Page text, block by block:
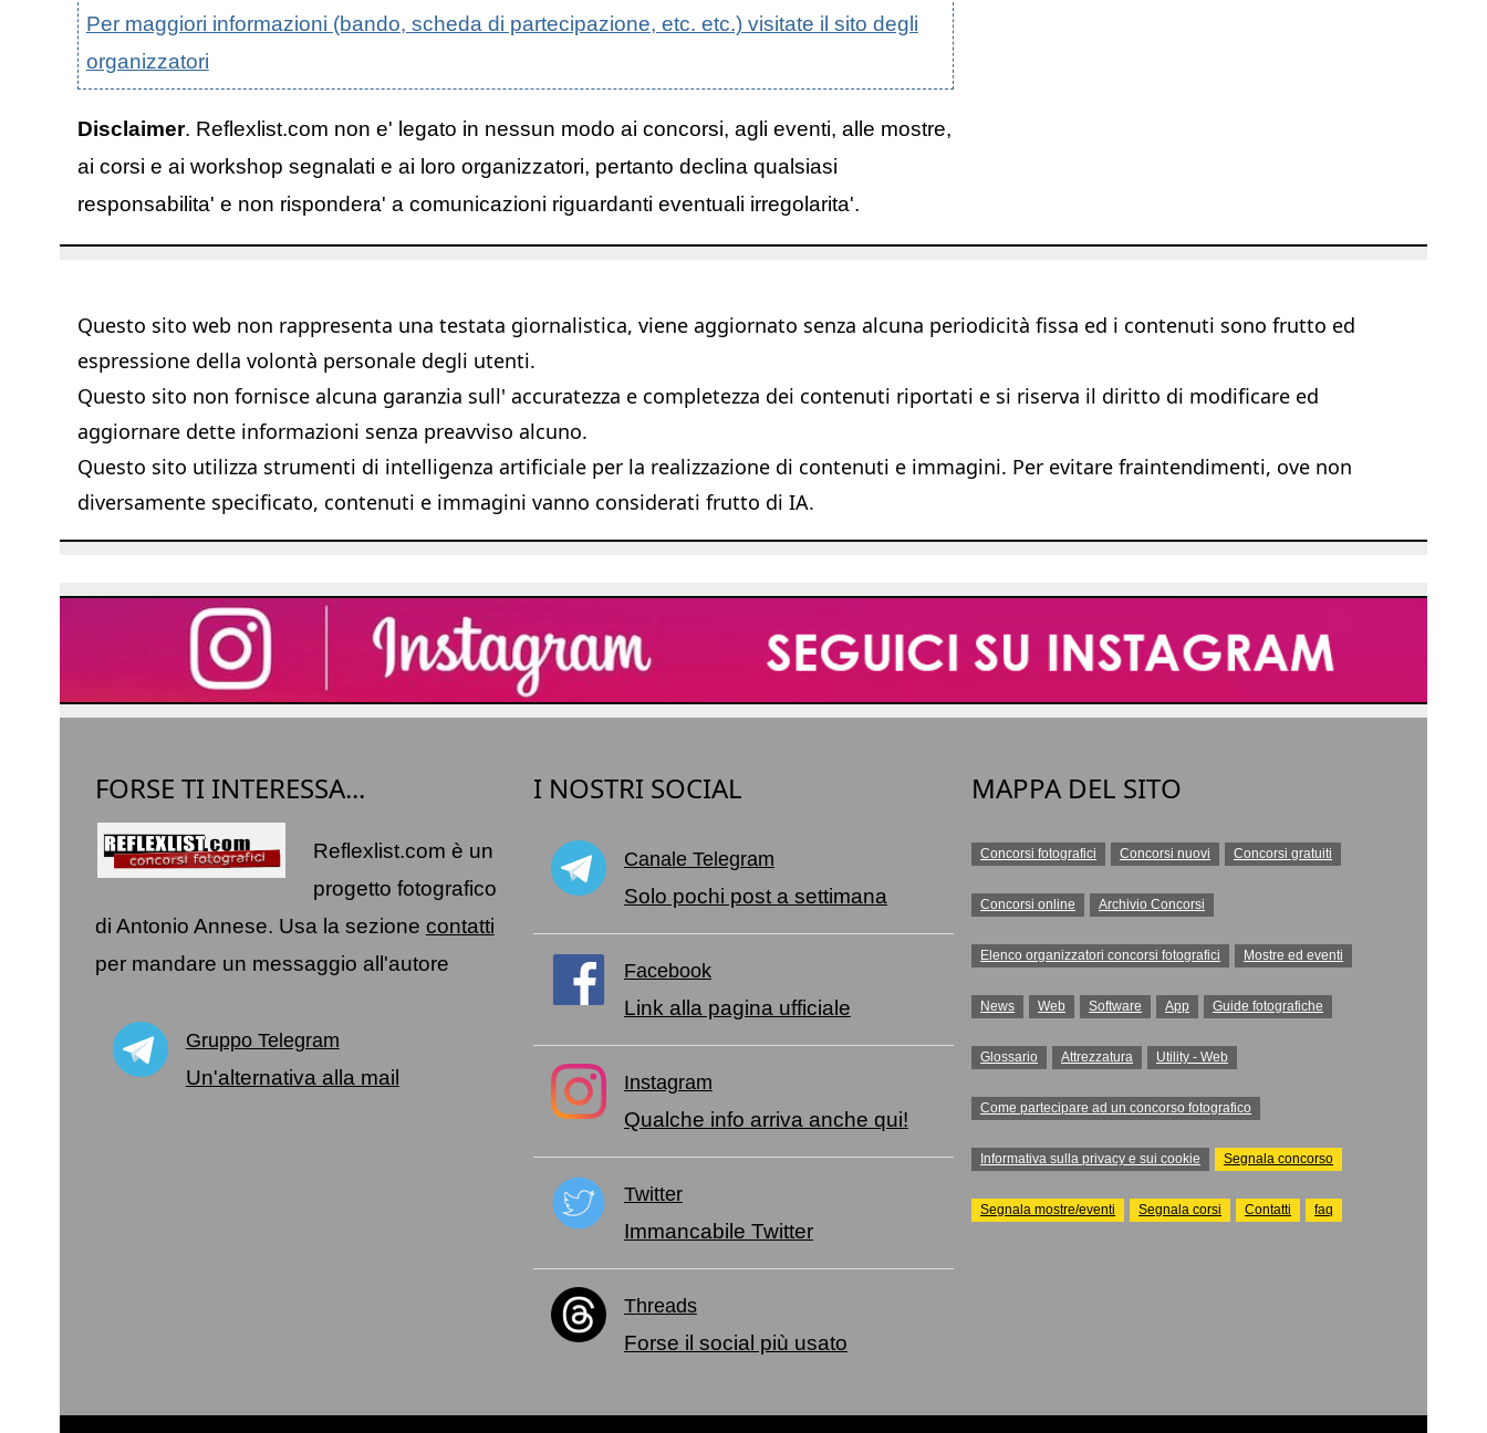
Per maggiori informazioni (bando, scheda di partecipazione, etc. etc.) visitate il sito degli
organizzatori
Disclaimer. Reflexlist.com non e' legato in nessun modo ai concorsi, agli eventi, alle mostre,
ai corsi e ai workshop segnalati e ai loro organizzatori, pertanto declina qualsiasi
responsabilita' e non rispondera' a comunicazioni riguardanti eventuali irregolarita'.
Questo sito web non rappresenta una testata giornalistica, viene aggiornato senza alcuna periodicità fissa ed i contenuti sono frutto ed
espressione della volontà personale degli utenti.
Questo sito non fornisce alcuna garanzia sull' accuratezza e completezza dei contenuti riportati e si riserva il diritto di modificare ed
aggiornare dette informazioni senza preavviso alcuno.
Questo sito utilizza strumenti di intelligenza artificiale per la realizzazione di contenuti e immagini. Per evitare fraintendimenti, ove non
diversamente specificato, contenuti e immagini vanno considerati frutto di IA.
FORSE TI INTERESSA...
Reflexlist.com è un
progetto fotografico
di Antonio Annese. Usa la sezione contatti
per mandare un messaggio all'autore
Gruppo Telegram
Un'alternativa alla mail
I NOSTRI SOCIAL
Canale Telegram
Solo pochi post a settimana
Facebook
Link alla pagina ufficiale
Instagram
Qualche info arriva anche qui!
Twitter
Immancabile Twitter
Threads
Forse il social più usato
MAPPA DEL SITO
Concorsi fotografici Concorsi nuovi Concorsi gratuiti
Concorsi online Archivio Concorsi
Elenco organizzatori concorsi fotografici Mostre ed eventi
News Web Software App Guide fotografiche
Glossario Attrezzatura Utility - Web
Come partecipare ad un concorso fotografico
Informativa sulla privacy e sui cookie Segnala concorso
Segnala mostre/eventi Segnala corsi Contatti faq